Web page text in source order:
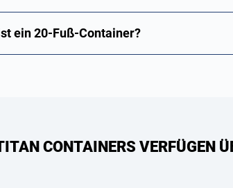
ein 20-Fuß-Container?
CONTAINERS VERFÜGEN